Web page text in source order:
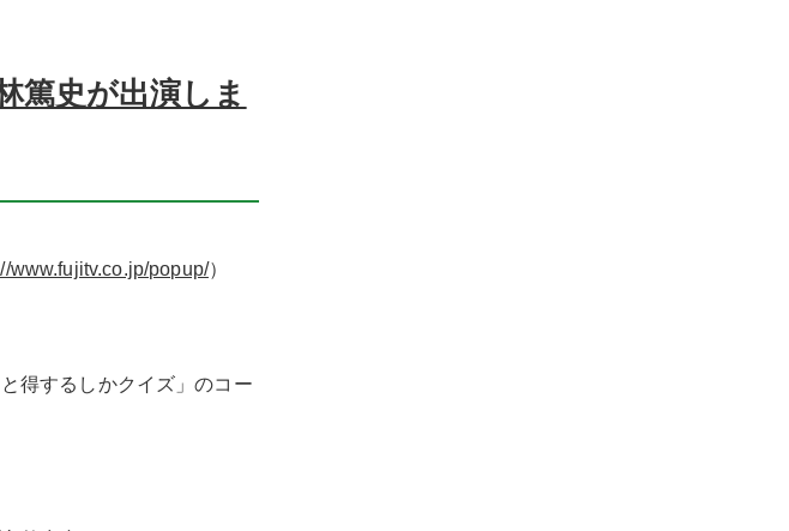
篤史が出演しま
www.fujitv.co.jp/popup/）
得するしかクイズ」のコー